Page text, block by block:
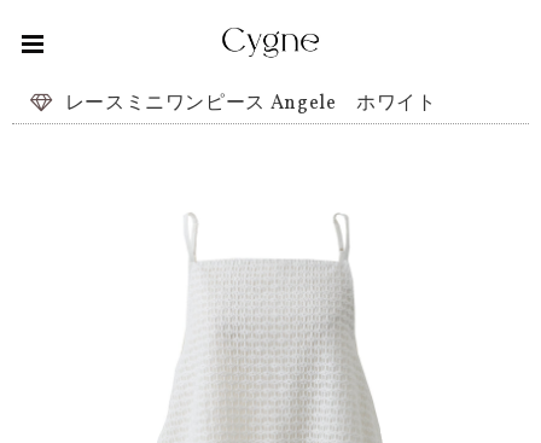
レースミニワンピース Angele ホワイト